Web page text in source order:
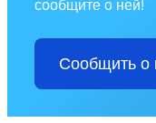
сообщите о ней!
Сообщить о